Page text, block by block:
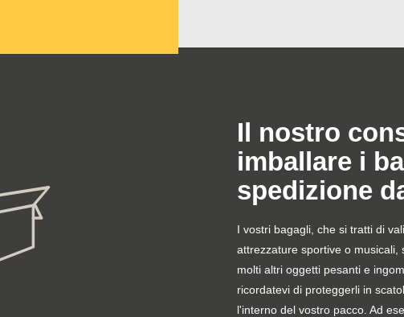
Il nostro
imballare i
spedizione
I vostri bagagli, che si tratti di
attrezzature sportive o
molti altri oggetti pesanti e
ricordatevi di proteggerli in
l'interno del vostro pacco. Ad